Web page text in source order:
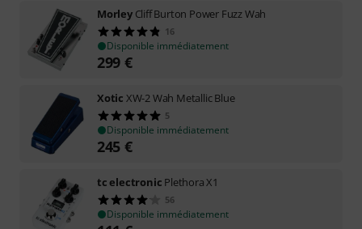
Morley Cliff Burton Power Fuzz Wah
16
Disponible immédiatement
299 €
Xotic XW-2 Wah Metallic Blue
5
Disponible immédiatement
245 €
tc electronic Plethora X1
56
Disponible immédiatement